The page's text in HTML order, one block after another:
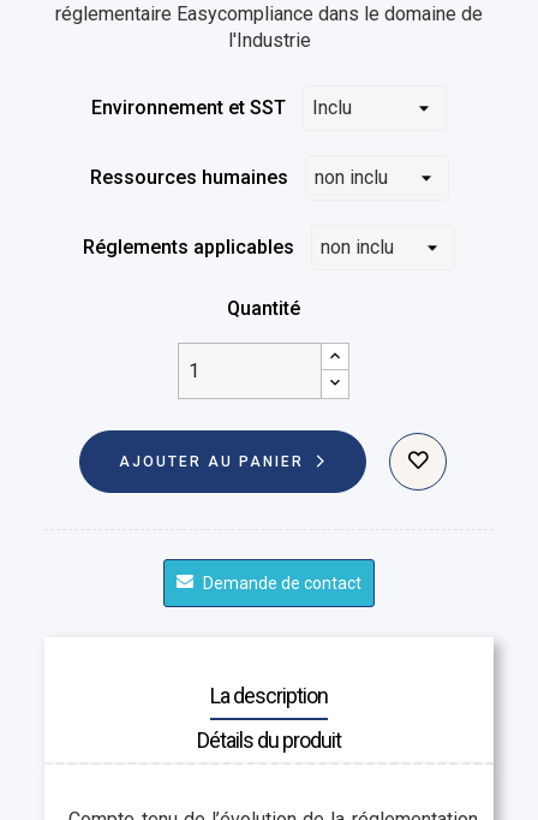
réglementaire Easycompliance dans le domaine de
l'Industrie
Environnement et SST
Ressources humaines
Réglements applicables
Quantité
AJOUTER AU PANIER
Demande de contact
La description
Détails du produit